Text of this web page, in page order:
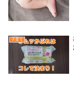
子育て